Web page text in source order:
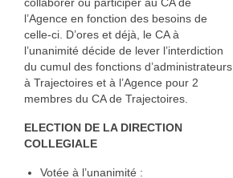
l’Agence en fonction des besoins de
celle-ci. D’ores et déjà, le CA à
l’unanimité décide de lever l’interdiction
du cumul des fonctions d’administrateurs
à Trajectoires et à l’Agence pour 2
membres du CA de Trajectoires.
ELECTION DE LA DIRECTION
COLLEGIALE
Votée à l’unanimité :